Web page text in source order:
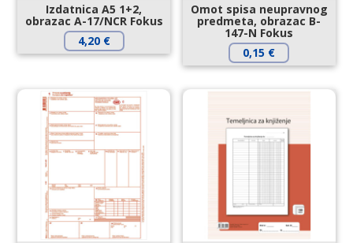
Izdatnica A5 1+2,
obrazac A-17/NCR Fokus
4,20 €
Omot spisa neupravnog
predmeta, obrazac B-
147-N Fokus
0,15 €